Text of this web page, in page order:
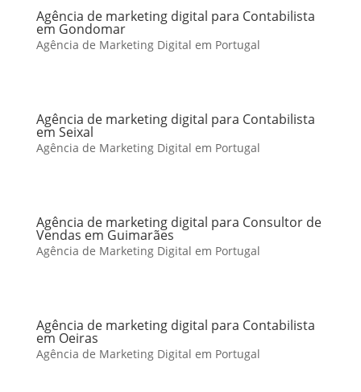
Agência de marketing digital para Contabilista
em Gondomar
Agência de Marketing Digital em Portugal
Agência de marketing digital para Contabilista
em Seixal
Agência de Marketing Digital em Portugal
Agência de marketing digital para Consultor de
Vendas em Guimarães
Agência de Marketing Digital em Portugal
Agência de marketing digital para Contabilista
em Oeiras
Agência de Marketing Digital em Portugal